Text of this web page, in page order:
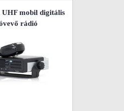
mobil digitális
rádió